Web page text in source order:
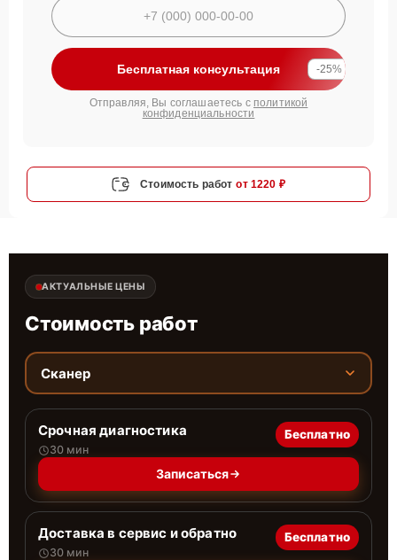
Бесплатная консультация -25%
Отправляя, Вы соглашаетесь с политикой
конфиденциальности
Стоимость работ от 1220 ₽
АКТУАЛЬНЫЕ ЦЕНЫ
Стоимость работ
Сканер
Срочная диагностика
30 мин
Бесплатно
Записаться
Доставка в сервис и обратно
30 мин
Бесплатно